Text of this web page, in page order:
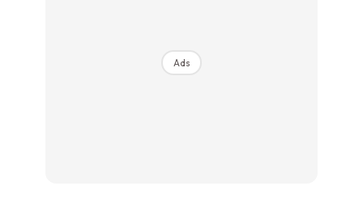
Login|Register
Ads